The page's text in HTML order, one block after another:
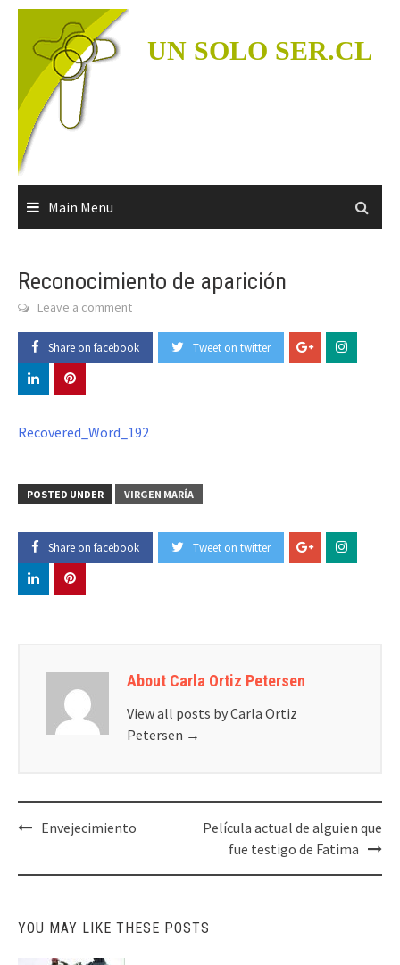
Skip
content
UN SOLO SER.CL
Main Menu
Reconocimiento de aparición
Leave a comment
Share on facebook Tweet on twitter
Recovered_Word_192
POSTED UNDER VIRGEN MARÍA
Share on facebook Tweet on twitter
About Carla Ortiz Petersen
View all posts by Carla Ortiz
Petersen →
PostEnvejecimiento
Película actual de alguien que
fue testigo de Fatima
YOU MAY LIKE THESE POSTS